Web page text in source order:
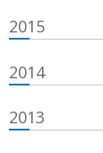
2015
2014
2013